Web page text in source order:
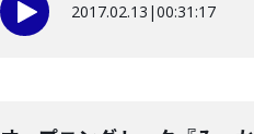
2017.02.13 |00:31:17